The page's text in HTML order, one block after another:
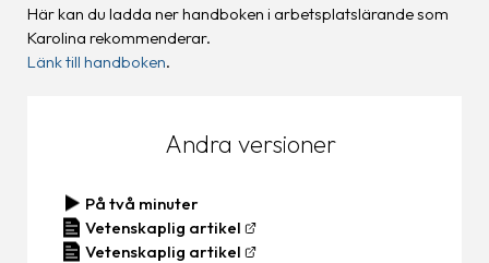
Här kan du ladda ner handboken i arbetsplatslärande som
Karolina rekommenderar.
Länk till handboken.
Andra versioner
På två minuter
Vetenskaplig artikel
Vetenskaplig artikel